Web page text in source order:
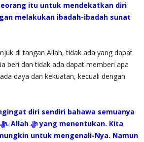
itu untuk mendekatkan diri
di tangan Allah, tidak ada yang dapat
beri dan tidak ada dapat memberi apa
daya dan kekuatan, kecuali dengan
diri sendiri bahawa semuanya
untuk mengenali-Nya. Namun